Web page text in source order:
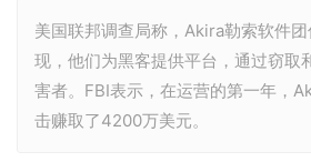
美国联邦调查局称，Akira勒索软件
现，他们为黑客提供平台，通过窃取
害者。FBI表示，在运营的第一年，
击赚取了4200万美元。